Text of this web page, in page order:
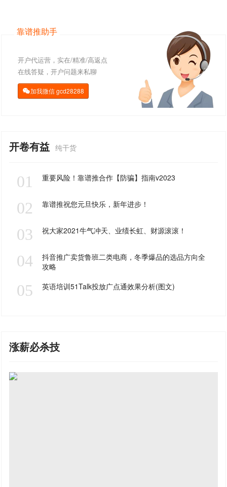
靠谱推助手
开户代运营，实在/精准/高返点
在线答疑，开户问题来私聊
加我微信gcd28288
开卷有益 纯干货
01 重要风险！靠谱推合作【防骗】指南v2023
02 靠谱推祝您元旦快乐，新年进步！
03 祝大家2021牛气冲天、业绩长虹、财源滚滚！
04
抖音推广卖货鲁班二类电商，冬季爆品的选品方向全
攻略
05 英语培训51Talk投放广点通效果分析(图文)
涨薪必杀技